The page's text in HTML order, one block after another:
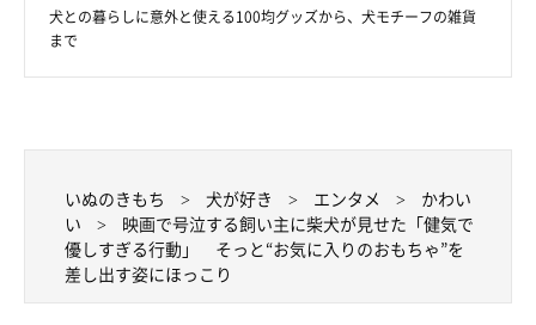
写真提供・取材協力／@niko71212202さん／X（旧Twitter）
犬との暮らしに意外と使える100均グッズから、犬モチーフの雑貨
まで
いぬのきもち 犬が好き エンタメ
かわい
い
映画で号泣する飼い主に柴犬が見せた「健気で
優しすぎる行動」 そっと“お気に入りのおもちゃ”を
差し出す姿にほっこり